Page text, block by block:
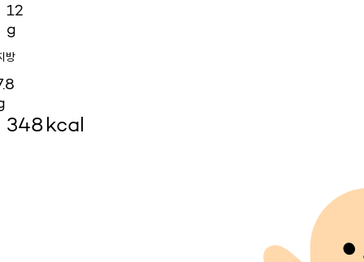
12
g
방
348kcal